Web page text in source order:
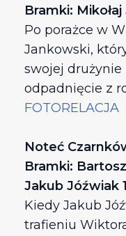
Bramki:
Po porażce w
Jankowski,
swojej drużynie
odpadnięcie z
FOTORELACJA
Noteć
Bramki:
Jakub Jóźwiak
Kiedy Jakub
trafieniu